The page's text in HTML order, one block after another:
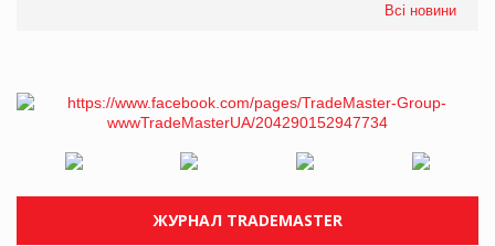
Всі новини
ЖУРНАЛ TRADEMASTER